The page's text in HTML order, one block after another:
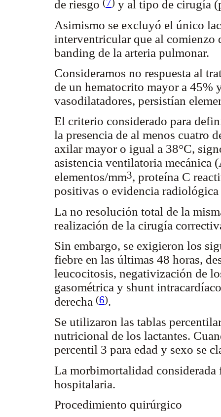
de riesgo (7) y al tipo de cirugía
Asimismo se excluyó el único
interventricular que al comienzo
banding de la arteria pulmonar.
Consideramos no respuesta al
de un hematocrito mayor a 45%
vasodilatadores, persistían
El criterio considerado para
la presencia de al menos cuatro
axilar mayor o igual a 38°C,
asistencia ventilatoria mecánica
elementos/mm3, proteína C
positivas o evidencia
La no resolución total de la
realización de la cirugía
Sin embargo, se exigieron los
fiebre en las últimas 48 horas,
leucocitosis, negativización de
gasométrica y shunt
derecha (6).
Se utilizaron las tablas
nutricional de los lactantes.
percentil 3 para edad y sexo se
La morbimortalidad considerada
hospitalaria.
Procedimiento quirúrgico